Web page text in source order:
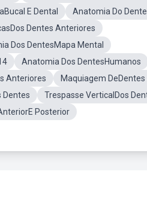
E Dental
Anatomia Do
Dentes Anteriores
Dos DentesMapa Mental
Anatomia Dos DentesHumanos
Anteriores
Maquiagem
Dentes
Trespasse VerticalDos
Posterior